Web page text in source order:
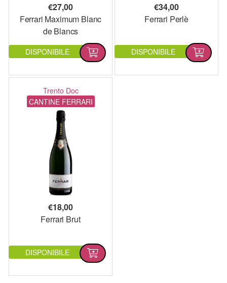
€27,00
Ferrari Maximum Blanc
de Blancs
DISPONIBILE
€34,00
Ferrari Perlè
DISPONIBILE
Trento Doc
CANTINE FERRARI
€18,00
Ferrari Brut
DISPONIBILE